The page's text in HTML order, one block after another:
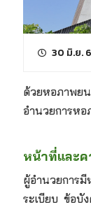
30 มิ.ย.
ด้วยหอภาพยน
อำนวยการหอ
หน้าที่และ
ผู้อำนวยการ
ระเบียบ ข้อบั